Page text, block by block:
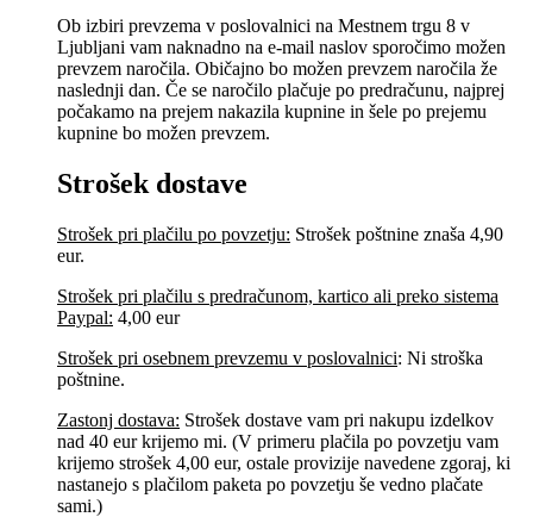
Ob izbiri prevzema v poslovalnici na Mestnem trgu 8 v
Ljubljani vam naknadno na e-mail naslov sporočimo možen
prevzem naročila. Običajno bo možen prevzem naročila že
naslednji dan. Če se naročilo plačuje po predračunu, najprej
počakamo na prejem nakazila kupnine in šele po prejemu
kupnine bo možen prevzem.
Strošek dostave
Strošek pri plačilu po povzetju: Strošek poštnine znaša 4,90
eur.
Strošek pri plačilu s predračunom, kartico ali preko sistema
Paypal: 4,00 eur
Strošek pri osebnem prevzemu v poslovalnici: Ni stroška
poštnine.
Zastonj dostava: Strošek dostave vam pri nakupu izdelkov
nad 40 eur krijemo mi. (V primeru plačila po povzetju vam
krijemo strošek 4,00 eur, ostale provizije navedene zgoraj, ki
nastanejo s plačilom paketa po povzetju še vedno plačate
sami.)